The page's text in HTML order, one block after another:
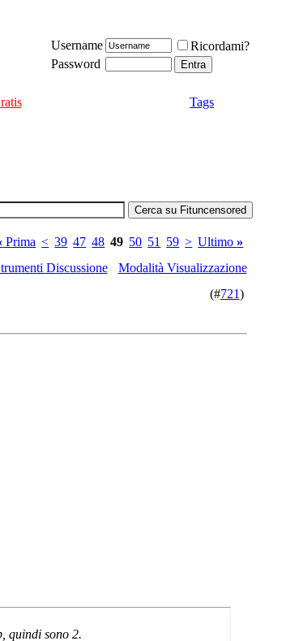
Username
Ricordami?
Password
Tags
Prima < 39 47 48 49 50 51 59 > Ultimo»
Discussione
Modalità Visualizzazione
(#721)
quindi sono 2.